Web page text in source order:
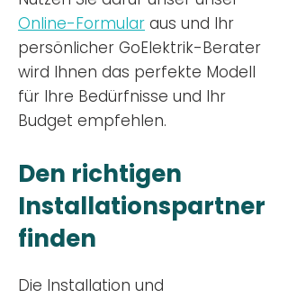
Online-Formular aus und Ihr
persönlicher GoElektrik-Berater
wird Ihnen das perfekte Modell
für Ihre Bedürfnisse und Ihr
Budget empfehlen.
Den richtigen
Installationspartner
finden
Die Installation und